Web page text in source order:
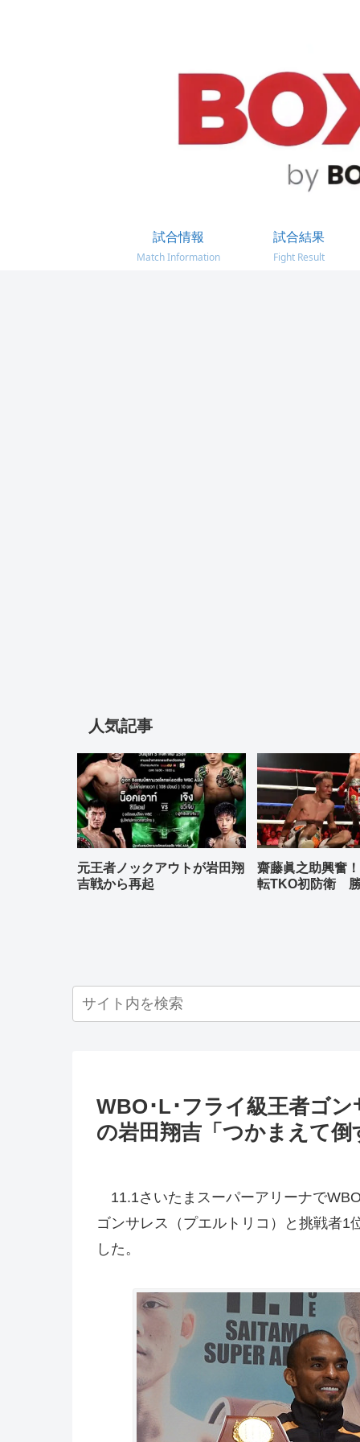
試合情報
Match Information
試合結果
Fight Result
人気記事
元王者ノックアウトが岩田翔
吉戦から再起
齋藤眞之助興奮
転TKO初防衛
WBO･L･フライ級王者ゴ
の岩田翔吉「つかまえて倒
11.1さいたまスーパーアリーナで
ゴンサレス（プエルトリコ）と挑戦者1
した。